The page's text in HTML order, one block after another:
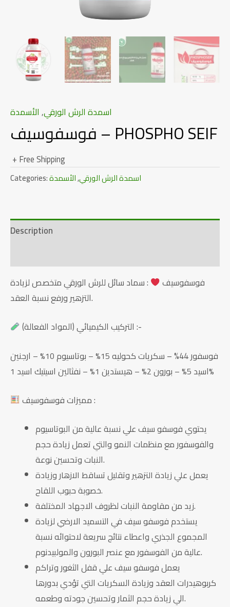
اسمدة الرش الورقي, الأسمدة
فوسفوسيف – PHOSPHO SEIF
+ Free Shipping
Categories: اسمدة الرش الورقي,الأسمدة
Description
فوسفوسيف
: سماد سائل للرش الورقي متخصص لزيادة
التزهير ورفع نسبة العقد.
التركيب الكيميائي (المواد الفعالة) :-
فوسفور 44% – سكريات كحوليه
15% – بوتاسيوم10% –
ارجنين
اسيد 5% – بورون2% – هيستدين 1% – نفثالين اسيتيك اسيد
1%
مميزات فوسفوسيف :
يحتوي فوسفو سيف علي نسبة عالية من البوتاسيوم
والفوسفور مع منظمات النمو والتي تعمل زيادة حجم
النبات وتحسين نوعة.
يعمل علي زيادة التزهير وتقليل تساقط الازهار وزيادة
خصوبةحبوب اللقاح.
زيد من مقاومة النبات لظروف الاجهاد المختلفة.
يستخدم فوسفو سيف في التسميد الارضي لزيادة
المجموع الجذري واعطاء نتائج سريعة لاحتوائه نسبة
عالية من الفوسفور مع عنصر البورون والمولبيدنوم.
يعمل فوسفو سيف علي قفل الثغور وتراكم
كربوهيدرات العقد وزيادة السكريات التي تؤدي بدورها
الي زيادة حجم الثمار وتحسين جودته وطعمه.